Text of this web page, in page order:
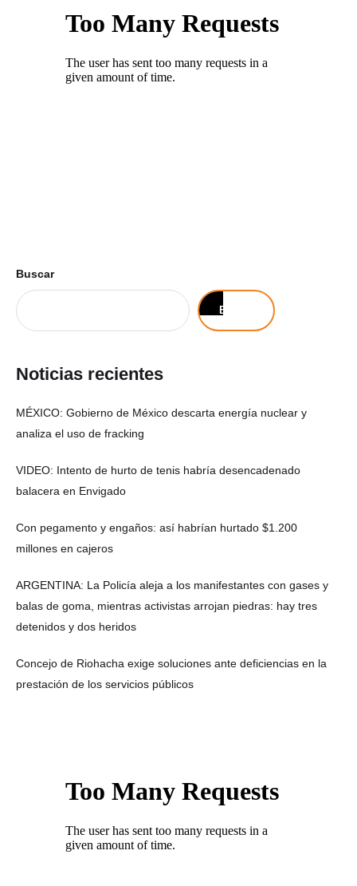
Buscar
Buscar
Noticias recientes
MÉXICO: Gobierno de México descarta energía nuclear y
analiza el uso de fracking
VIDEO: Intento de hurto de tenis habría desencadenado
balacera en Envigado
Con pegamento y engaños: así habrían hurtado $1.200
millones en cajeros
ARGENTINA: La Policía aleja a los manifestantes con gases y
balas de goma, mientras activistas arrojan piedras: hay tres
detenidos y dos heridos
Concejo de Riohacha exige soluciones ante deficiencias en la
prestación de los servicios públicos